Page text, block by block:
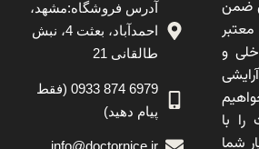
ضمن
و
با
شما
آدرس فروشگاه:مشهد،
احمدآباد، بعثت 4، نبش
طالقانی 21
6979 874 0933 (فقط
پیام دهید)
info@doctornice.ir